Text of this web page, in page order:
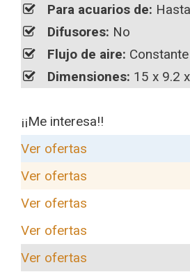
Para acuarios de:
Difusores: No
Flujo de aire: Constante
Dimensiones: 15 x 9.2
¡¡Me interesa!!
Ver ofertas
Ver ofertas
Ver ofertas
Ver ofertas
Ver ofertas